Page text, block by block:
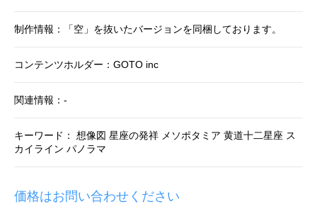
制作情報：「空」を抜いたバージョンを同梱しております。
コンテンツホルダー：GOTO inc
関連情報：-
キーワード： 想像図 星座の発祥 メソポタミア 黄道十二星座 ス
カイライン パノラマ
価格はお問い合わせください